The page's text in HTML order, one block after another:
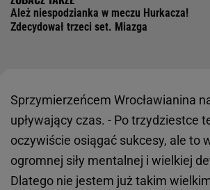
Ależ niespodzianka w meczu Hurkacza!
Zdecydował trzeci set. Miazga
Sprzymierzeńcem Wrocławianina
upływający czas. - Po trzydziestce
oczywiście osiągać sukcesy, ale to
ogromnej siły mentalnej i wielkiej
Dlatego nie jestem już takim